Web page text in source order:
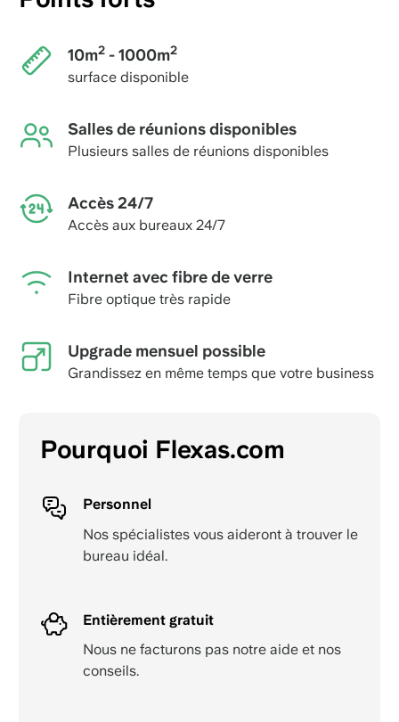
10m2- 1000m2
surface disponible
Salles de réunions disponibles
Plusieurs salles de réunions disponibles
Accès 24/7
Accès aux bureaux 24/7
Internet avec fibre de verre
Fibre optique très rapide
Upgrade mensuel possible
Grandissez en même temps que votre business
Pourquoi Flexas.com
Personnel
Nos spécialistes vous aideront à trouver le
bureau idéal.
Entièrement gratuit
Nous ne facturons pas notre aide et nos
conseils.